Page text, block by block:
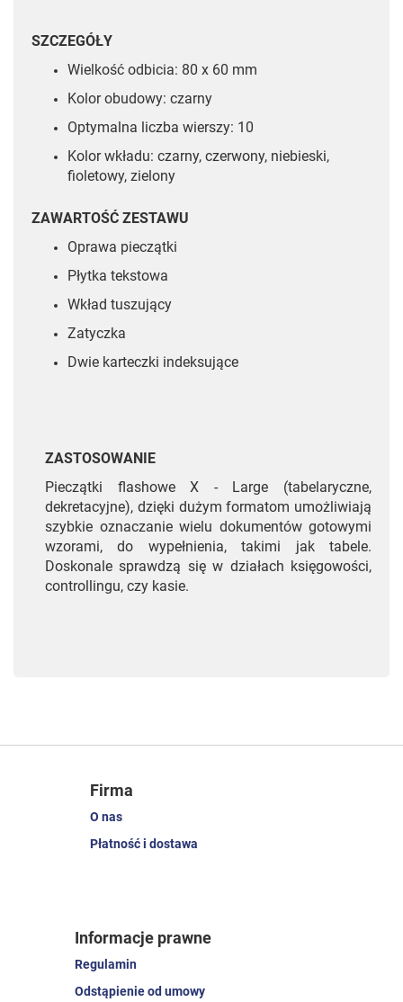
SZCZEGÓŁY
Wielkość odbicia: 80 x 60 mm
Kolor obudowy: czarny
Optymalna liczba wierszy: 10
Kolor wkładu: czarny, czerwony, niebieski,
fioletowy, zielony
ZAWARTOŚĆ ZESTAWU
Oprawa pieczątki
Płytka tekstowa
Wkład tuszujący
Zatyczka
Dwie karteczki indeksujące
ZASTOSOWANIE
Pieczątki flashowe X - Large (tabelaryczne,
dekretacyjne), dzięki dużym formatom umożliwiają
szybkie oznaczanie wielu dokumentów gotowymi
wzorami, do wypełnienia, takimi jak tabele.
Doskonale sprawdzą się w działach księgowości,
controllingu, czy kasie.
Firma
O nas
Płatność i dostawa
Informacje prawne
Regulamin
Odstąpienie od umowy